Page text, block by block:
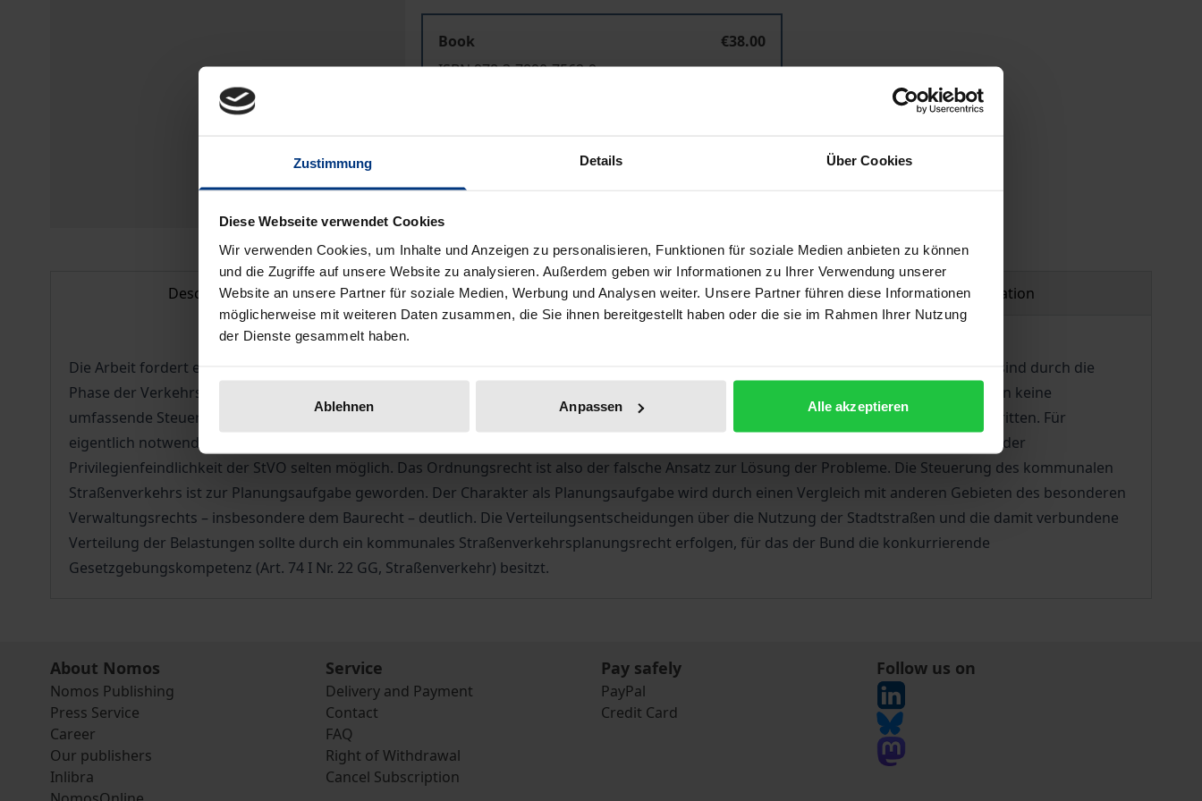
Zustimmung Details Über Cookies
Diese Webseite verwendet Cookies
Wir verwenden Cookies, um Inhalte und Anzeigen zu personalisieren, Funktionen für soziale Medien anbieten zu können
und die Zugriffe auf unsere Website zu analysieren. Außerdem geben wir Informationen zu Ihrer Verwendung unserer
Website an unsere Partner für soziale Medien, Werbung und Analysen weiter. Unsere Partner führen diese Informationen
möglicherweise mit weiteren Daten zusammen, die Sie ihnen bereitgestellt haben oder die sie im Rahmen Ihrer Nutzung
der Dienste gesammelt haben.
Ablehnen Anpassen Alle akzeptieren
Book
€38.00
ISBN 978-3-7890-7562-9
Description Bibliographical data Product safety information
Die Arbeit fordert ein neu zu schaffendes kommunales Straßenverkehrsplanungsrecht. Die Probleme des kommunalen Straßenverkehrs sind durch die
Phase der Verkehrsberuhigungsmaßnahmen nicht gelöst worden. Diese führen oft zu bloßen Verkehrsverlagerungseffekten und erlauben keine
umfassende Steuerung des Stadtverkehrs, wie das Beispiel der Anwohnerparkzone zeigt. Die Gebietsgröße solcher Maßnahmen ist umstritten. Für
eigentlich notwendige Maßnahmen finden sich keine Ermächtigungsgrundlagen. Die Privilegierung alternativer Verkehrsmittel ist wegen der
Privilegienfeindlichkeit der StVO selten möglich. Das Ordnungsrecht ist also der falsche Ansatz zur Lösung der Probleme. Die Steuerung des kommunalen
Straßenverkehrs ist zur Planungsaufgabe geworden. Der Charakter als Planungsaufgabe wird durch einen Vergleich mit anderen Gebieten des besonderen
Verwaltungsrechts – insbesondere dem Baurecht – deutlich. Die Verteilungsentscheidungen über die Nutzung der Stadtstraßen und die damit verbundene
Verteilung der Belastungen sollte durch ein kommunales Straßenverkehrsplanungsrecht erfolgen, für das der Bund die konkurrierende
Gesetzgebungskompetenz (Art. 74 I Nr. 22 GG, Straßenverkehr) besitzt.
About Nomos
Nomos Publishing
Press Service
Career
Our publishers
Inlibra
Service
Delivery and Payment
Contact
FAQ
Right of Withdrawal
Cancel Subscription
Pay safely
PayPal
Credit Card
Follow us on